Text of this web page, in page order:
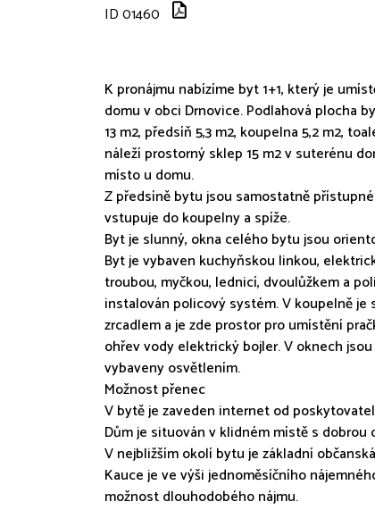
ID 01460
K pronájmu nabízíme byt 1+1, který je
domu v obci Drnovice. Podlahová plocha
13 m2, předsíň 5,3 m2, koupelna 5,2 m2,
náleží prostorný sklep 15 m2 v suterénu
místo u domu.
Z předsíně bytu jsou samostatně
vstupuje do koupelny a spíže.
Byt je slunný, okna celého bytu jsou
Byt je vybaven kuchyňskou linkou,
troubou, myčkou, lednicí, dvoulůžkem a
instalován policový systém. V koupelně
zrcadlem a je zde prostor pro umístění
ohřev vody elektrický bojler. V oknech
vybaveny osvětlením.
Možnost přenec
V bytě je zaveden internet od
Dům je situován v klidném místě s
V nejbližším okolí bytu je základní
Kauce je ve výši jednoměsíčního
možnost dlouhodobého nájmu.